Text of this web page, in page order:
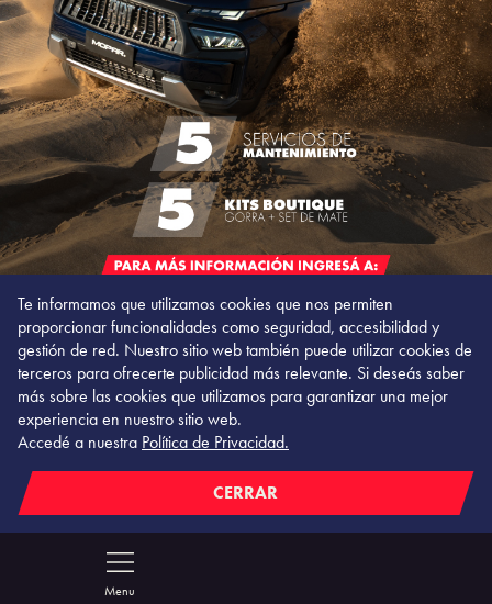
Te informamos que utilizamos cookies que nos permiten
proporcionar funcionalidades como seguridad, accesibilidad y
gestión de red. Nuestro sitio web también puede utilizar cookies de
terceros para ofrecerte publicidad más relevante. Si deseás saber
más sobre las cookies que utilizamos para garantizar una mejor
experiencia en nuestro sitio web.
Accedé a nuestra Política de Privacidad.
CERRAR
Chat
TODOS PASAJEROS SUV DEPORTIVOS
Menu